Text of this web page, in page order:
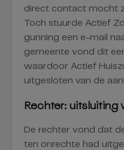
direct contact mocht
Toch stuurde Actief
gunning een e-mail
gemeente vond dit
waardoor Actief
uitgesloten van de
Rechter: uitsluiting
De rechter vond dat
ten onrechte had